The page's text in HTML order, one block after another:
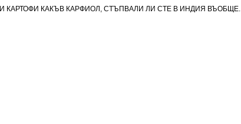
КАРТОФИ КАКЪВ КАРФИОЛ, СТЪПВАЛИ ЛИ СТЕ В ИНДИЯ ВЪОБЩЕ.